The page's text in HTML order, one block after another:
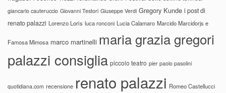
giancarlo cauteruccio Giovanni Testori Giuseppe Verdi Gregory Kunde i post di
renato palazzi Lorenzo Loris luca ronconi Lucia Calamaro Marcido Marcidorjs e
Famosa Mimosa marco martinelli maria grazia gregori
palazzi consiglia piccolo teatro pier paolo pasolini
quotidiana.com recensione renato palazzi Romeo Castellucci